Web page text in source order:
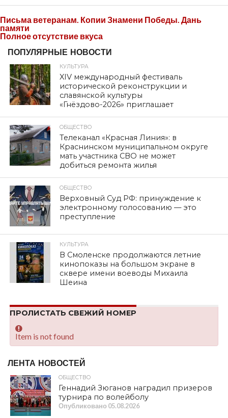
Письма ветеранам. Копии Знамени Победы. Дань
памяти
Полное отсутствие вкуса
ПОПУЛЯРНЫЕ НОВОСТИ
КУЛЬТУРА
XIV международный фестиваль
исторической реконструкции и
славянской культуры
«Гнёздово-2026» приглашает
ОБЩЕСТВО
Телеканал «Красная Линия»: в
Краснинском муниципальном округе
мать участника СВО не может
добиться ремонта жилья
ОБЩЕСТВО
Верховный Суд РФ: принуждение к
электронному голосованию — это
преступление
КУЛЬТУРА
В Смоленске продолжаются летние
кинопоказы на большом экране в
сквере имени воеводы Михаила
Шеина
ПРОЛИСТАТЬ СВЕЖИЙ НОМЕР
Item is not found
ЛЕНТА НОВОСТЕЙ
ОБЩЕСТВО
Геннадий Зюганов наградил призеров
турнира по волейболу
Опубликовано 05.08.2026